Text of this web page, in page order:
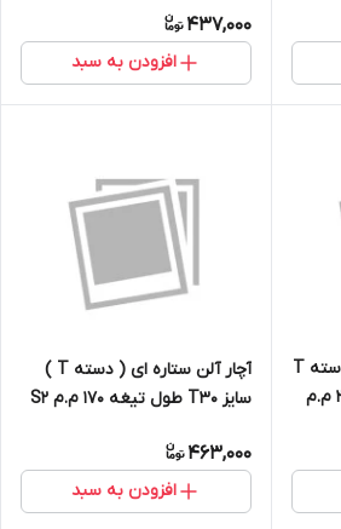
437,000
افزودن به سبد
آچار آلن ستاره ای بلند ( دسته T
) سایز T40 طول تیغه 350 م.م
آچار آلن ستاره ای ( دسته T )
سایز T30 طول تیغه 170 م.م S2
463,000
افزودن به سبد